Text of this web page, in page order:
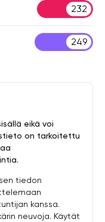
232
249
eikä voi
on tarkoitettu
tiedon
kanssa.
neuvoja. Käytät